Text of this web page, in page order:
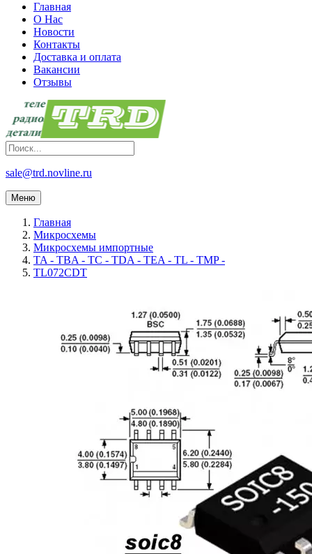
Главная
О Нас
Новости
Контакты
Доставка и оплата
Вакансии
Отзывы
sale@trd.novline.ru
Меню
Главная
Микросхемы
Микросхемы импортные
TA - TBA - TC - TDA - TEA - TL - TMP -
TL072CDT